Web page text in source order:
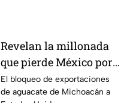
Revelan la millonada
que pierde México por
el bloqueo de Estados
Unidos al aguate de
El bloqueo de exportaciones
de aguacate de Michoacán a